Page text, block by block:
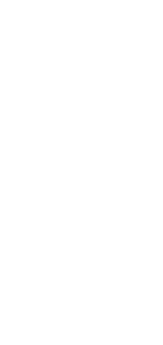
Anti-âge,
des rides